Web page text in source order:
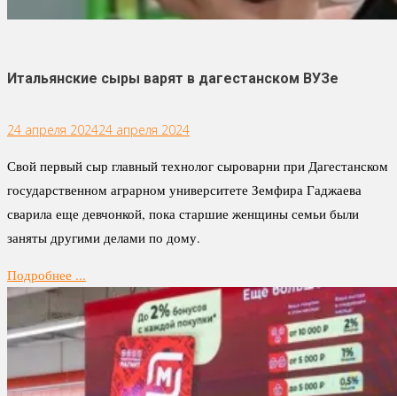
Итальянские сыры варят в дагестанском ВУЗе
24 апреля 202424 апреля 2024
Свой первый сыр главный технолог сыроварни при Дагестанском
государственном аграрном университете Земфира Гаджаева
сварила еще девчонкой, пока старшие женщины семьи были
заняты другими делами по дому.
Подробнее ...